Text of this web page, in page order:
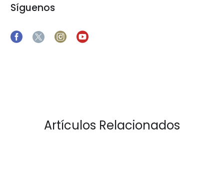
Síguenos
Artículos Relacionados